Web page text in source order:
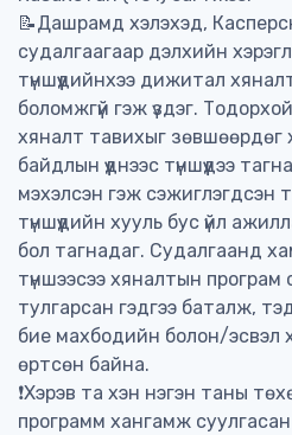
📝Дашрамд хэлэхэд,
судалгаагаар дэлхийн
түншүүдийнхээ дижитал
боломжгүй гэж үздэг.
хяналт тавихыг зөвшөөрдөг
байдлын үүднээс түншүүдээ
мэхэлсэн гэж сэжиглэгдсэн
түншүүдийн хууль бус үйл
бол тагнадаг. Судалгаанд
түншээсээ хяналтын програм
тулгарсан гэдгээ баталж,
бие махбодийн болон/эсвэл
өртсөн байна.
❗️Хэрэв та хэн нэгэн таны
программ хангамж